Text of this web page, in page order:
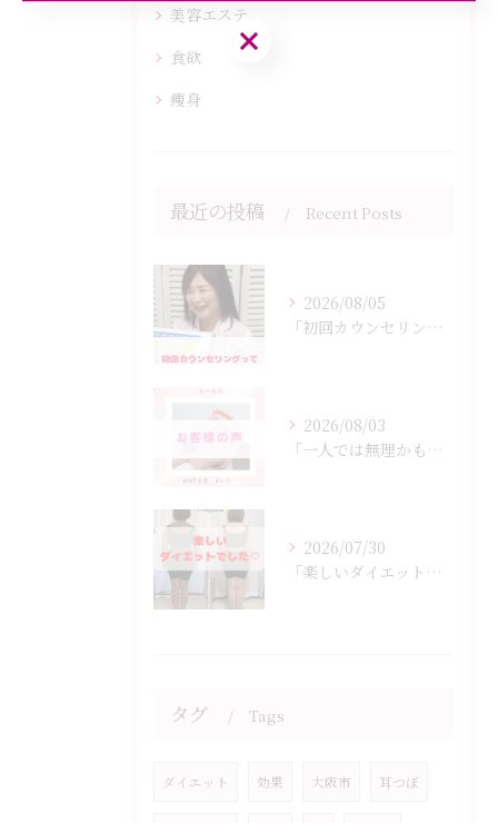
美容エステ
食欲
痩身
最近の投稿 Recent Posts
2026/08/05
「初回カウンセリングでは何をするの？」
2026/08/03
「一人では無理かも…」
2026/07/30
「楽しいダイエットでした♡」
タグ Tags
ダイエット 効果 大阪市 耳つぼ
ご予約はこちら